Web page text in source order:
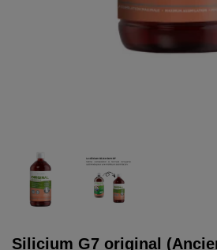
Silicium G7 original